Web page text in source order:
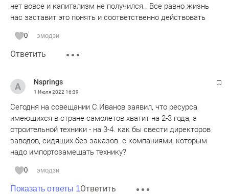
нет вовсе и капитализм не получился.. Все равно жизнь
нас заставит это понять и соответственно действовать
0 эмодзи
Ответить
Nsprings
1 Июля 2022 16:39
Сегодня на совещании С.Иванов заявил, что ресурса
имеющихся в стране самолетов хватит на 2-3 года, а
строительной техники - на 3-4. как бы свести директоров
заводов, сидящих без заказов. с компаниями, которым
надо импортозамещать технику?
0 эмодзи
Показать ответы 1Ответить